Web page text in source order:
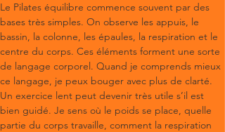
Le Pilates équilibre commence souvent par des
bases très simples. On observe les appuis, le
bassin, la colonne, les épaules, la respiration et le
centre du corps. Ces éléments forment une sorte
de langage corporel. Quand je comprends mieux
ce langage, je peux bouger avec plus de clarté.
Un exercice lent peut devenir très utile s’il est
bien guidé. Je sens où le poids se place, quelle
partie du corps travaille, comment la respiration